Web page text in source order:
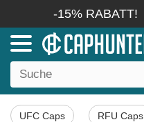
-15% RABATT!
UFC Caps RFU Caps